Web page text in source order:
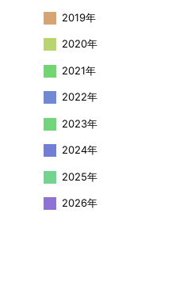
2019年
2020年
2021年
2022年
2023年
2024年
2025年
2026年